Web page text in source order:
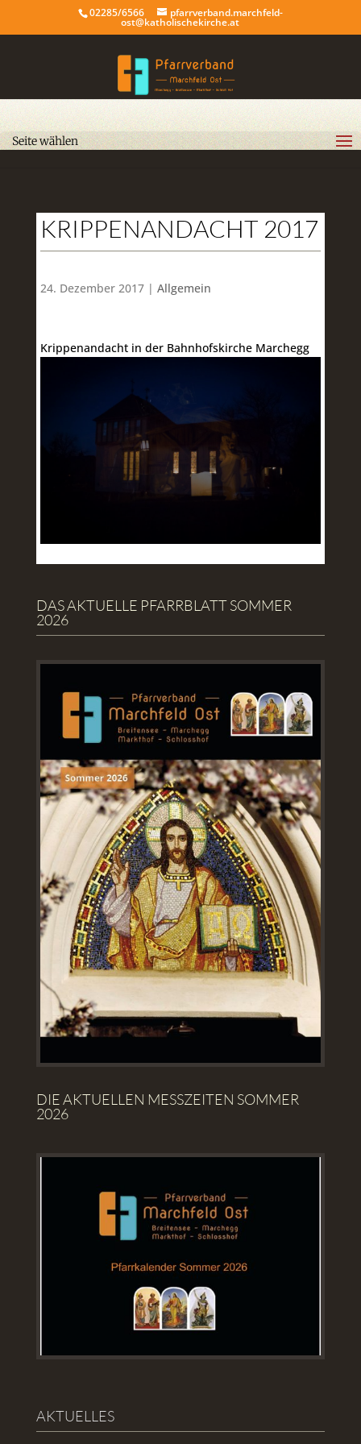
02285/6566 pfarrverband.marchfeld-
ost@katholischekirche.at
Seite wählen
KRIPPENANDACHT 2017
24. Dezember 2017 | Allgemein
Krippenandacht in der Bahnhofskirche Marchegg
DAS AKTUELLE PFARRBLATT SOMMER
2026
DIE AKTUELLEN MESSZEITEN SOMMER
2026
AKTUELLES